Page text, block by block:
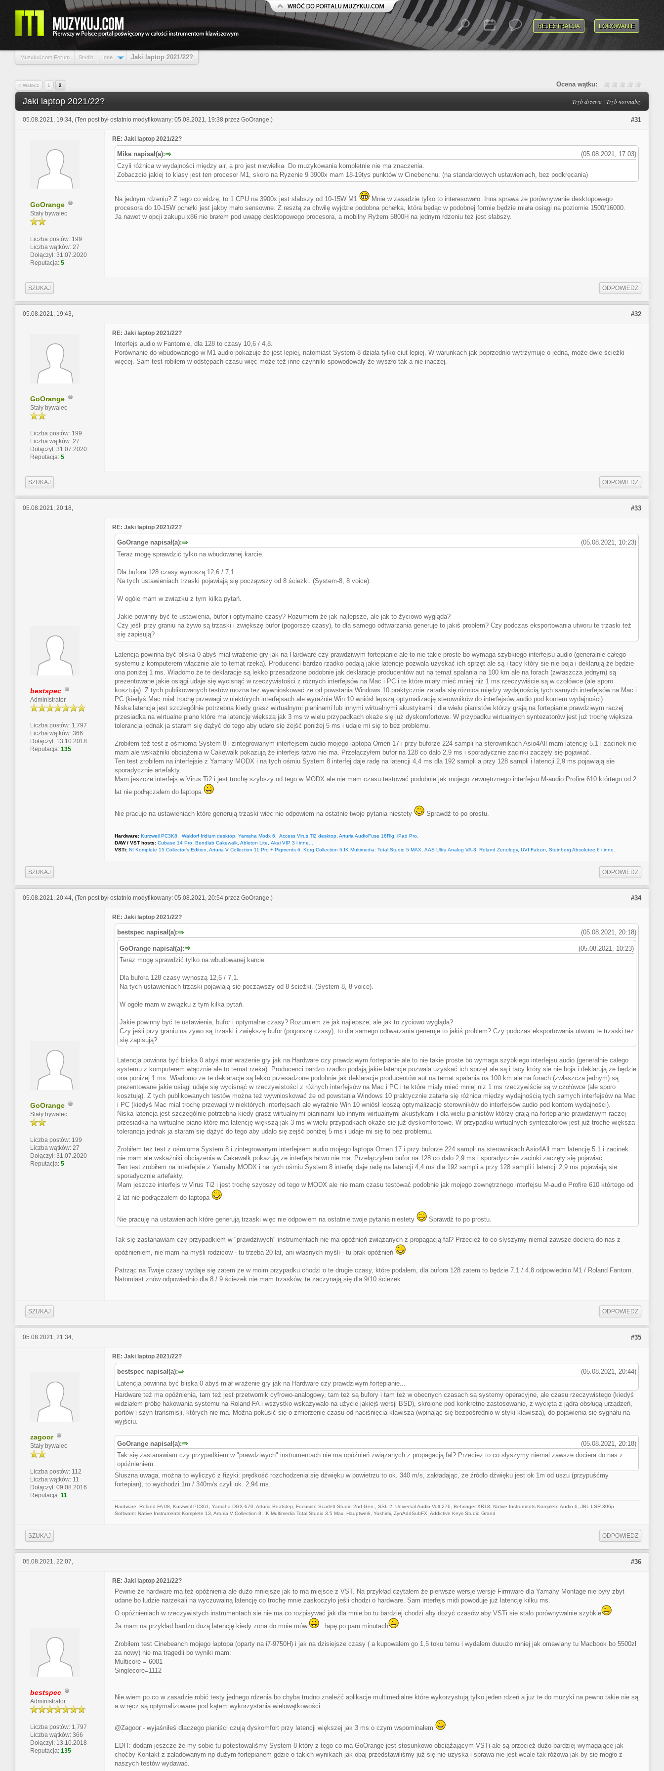
LOGOWANIE
REJESTRACJA
Muzykuj.com Forum Studio Inne Jaki laptop 2021/22?
« Wstecz 1 2 Ocena wątku:
Tryb drzewa | Tryb normalny
Jaki laptop 2021/22?
05.08.2021, 19:34, (Ten post był ostatnio modyfikowany: 05.08.2021, 19:38 przez GoOrange.) #31
GoOrange
Stały bywalec
Liczba postów: 199
Liczba wątków: 27
Dołączył: 31.07.2020
Reputacja: 5
RE: Jaki laptop 2021/22?
(05.08.2021, 17:03)
Mike napisał(a):
Czyli różnica w wydajności między air, a pro jest niewielka. Do muzykowania kompletnie nie ma znaczenia.
Zobaczcie jakiej to klasy jest ten procesor M1, skoro na Ryzenie 9 3900x mam 18-19tys punktów w Cinebenchu. (na standardowych ustawieniach, bez podkręcania)
Na jednym rdzeniu? Z tego co widzę, to 1 CPU na 3900x jest słabszy od 10-15W M1
Mnie w zasadzie tylko to interesowało. Inna sprawa że porównywanie desktopowego
procesora do 10-15W pchełki jest jakby mało sensowne. Z resztą za chwilę wyjdzie podobna pchełka, która będąc w podobnej formie będzie miała osiągi na poziomie 1500/16000.
Ja nawet w opcji zakupu x86 nie brałem pod uwagę desktopowego procesora, a mobilny Ryżem 5800H na jednym rdzeniu też jest słabszy.
SZUKAJ ODPOWIEDZ
05.08.2021, 19:43, #32
GoOrange
Stały bywalec
Liczba postów: 199
Liczba wątków: 27
Dołączył: 31.07.2020
Reputacja: 5
RE: Jaki laptop 2021/22?
Interfejs audio w Fantomie, dla 128 to czasy 10,6 / 4,8.
Porównanie do wbudowanego w M1 audio pokazuje że jest lepiej, natomiast System-8 działa tylko ciut lepiej. W warunkach jak poprzednio wytrzymuje o jedną, może dwie ścieżki
więcej. Sam test robiłem w odstępach czasu więc może też inne czynniki spowodowały że wyszło tak a nie inaczej.
SZUKAJ ODPOWIEDZ
05.08.2021, 20:18, #33
bestspec
Administrator
Liczba postów: 1,797
Liczba wątków: 366
Dołączył: 13.10.2018
Reputacja: 135
RE: Jaki laptop 2021/22?
(05.08.2021, 10:23)
GoOrange napisał(a):
Teraz mogę sprawdzić tylko na wbudowanej karcie.
Dla bufora 128 czasy wynoszą 12,6 / 7,1.
Na tych ustawieniach trzaski pojawiają się począwszy od 8 ścieżki. (System-8, 8 voice).
W ogóle mam w związku z tym kilka pytań.
Jakie powinny być te ustawienia, bufor i optymalne czasy? Rozumiem że jak najlepsze, ale jak to życiowo wygląda?
Czy jeśli przy graniu na żywo są trzaski i zwiększę bufor (pogorszę czasy), to dla samego odtwarzania generuje to jakiś problem? Czy podczas eksportowania utworu te trzaski też
się zapisują?
Latencja powinna być bliska 0 abyś miał wrażenie gry jak na Hardware czy prawdziwym fortepianie ale to nie takie proste bo wymaga szybkiego interfejsu audio (generalnie całego
systemu z komputerem włącznie ale to temat rzeka). Producenci bardzo rzadko podają jakie latencje pozwala uzyskać ich sprzęt ale są i tacy który sie nie boja i deklarują że będzie
ona poniżej 1 ms. Wiadomo że te deklaracje są lekko przesadzone podobnie jak deklaracje producentów aut na temat spalania na 100 km ale na forach (zwłaszcza jednym) są
prezentowane jakie osiągi udaje się wycisnąć w rzeczywistości z różnych interfejsów na Mac i PC i te które miały mieć mniej niż 1 ms rzeczywiście są w czołówce (ale sporo
kosztują). Z tych publikowanych testów można też wywnioskować że od powstania Windows 10 praktycznie zatarła się różnica między wydajnością tych samych interfejsów na Mac i
PC (kiedyś Mac miał trochę przewagi w niektórych interfejsach ale wyraźnie Win 10 wniósł lepszą optymalizację sterowników do interfejsów audio pod kontem wydajności).
Niska latencja jest szczególnie potrzebna kiedy grasz wirtualnymi pianinami lub innymi wirtualnymi akustykami i dla wielu pianistów którzy grają na fortepianie prawdziwym raczej
przesiadka na wirtualne piano które ma latencję większą jak 3 ms w wielu przypadkach okaże się już dyskomfortowe. W przypadku wirtualnych syntezatorów jest już trochę większa
tolerancja jednak ja staram się dążyć do tego aby udało się zejść poniżej 5 ms i udaje mi się to bez problemu.
Zrobiłem też test z ośmioma System 8 i zintegrowanym interfejsem audio mojego laptopa Omen 17 i przy buforze 224 sampli na sterownikach Asio4All mam latencję 5.1 i zacinek nie
mam ale wskaźniki obciążenia w Cakewalk pokazują że interfejs łatwo nie ma. Przełączyłem bufor na 128 co dało 2,9 ms i sporadycznie zacinki zaczęły się pojawiać.
Ten test zrobiłem na interfejsie z Yamahy MODX i na tych ośmiu System 8 interfej daje radę na latencji 4,4 ms dla 192 sampli a przy 128 sampli i latencji 2,9 ms pojawiają sie
sporadycznie artefakty.
Mam jeszcze interfejs w Virus Ti2 i jest trochę szybszy od tego w MODX ale nie mam czasu testować podobnie jak mojego zewnętrznego interfejsu M-audio Profire 610 którtego od 2
lat nie podłączałem do laptopa
Nie pracuję na ustawieniach które generują trzaski więc nie odpowiem na ostatnie twoje pytania niestety Sprawdź to po prostu.
Hardware: Kurzweil PC3K8, Waldorf Iridium desktop, Yamaha Modx 6, Access Virus Ti2 desktop, Arturia AudioFuse 16Rig, iPad Pro,
DAW / VST hosts: Cubase 14 Pro, Bendlab Cakewalk, Ableton Lite, Akai VIP 3 i inne...
VSTi: NI Komplete 15 Collector's Edition, Arturia V Collection 11 Pro + Pigments 6, Korg Collection 5,IK Multimedia: Total Studio 5 MAX, AAS Ultra Analog VA-3, Roland Zenology, UVI Falcon, Steinberg Absolutee 6 i inne.
SZUKAJ ODPOWIEDZ
05.08.2021, 20:44, (Ten post był ostatnio modyfikowany: 05.08.2021, 20:54 przez GoOrange.) #34
GoOrange
Stały bywalec
Liczba postów: 199
Liczba wątków: 27
Dołączył: 31.07.2020
Reputacja: 5
RE: Jaki laptop 2021/22?
(05.08.2021, 20:18)
bestspec napisał(a):
(05.08.2021, 10:23)
GoOrange napisał(a):
Teraz mogę sprawdzić tylko na wbudowanej karcie.
Dla bufora 128 czasy wynoszą 12,6 / 7,1.
Na tych ustawieniach trzaski pojawiają się począwszy od 8 ścieżki. (System-8, 8 voice).
W ogóle mam w związku z tym kilka pytań.
Jakie powinny być te ustawienia, bufor i optymalne czasy? Rozumiem że jak najlepsze, ale jak to życiowo wygląda?
Czy jeśli przy graniu na żywo są trzaski i zwiększę bufor (pogorszę czasy), to dla samego odtwarzania generuje to jakiś problem? Czy podczas eksportowania utworu te trzaski też
się zapisują?
Latencja powinna być bliska 0 abyś miał wrażenie gry jak na Hardware czy prawdziwym fortepianie ale to nie takie proste bo wymaga szybkiego interfejsu audio (generalnie całego
systemu z komputerem włącznie ale to temat rzeka). Producenci bardzo rzadko podają jakie latencje pozwala uzyskać ich sprzęt ale są i tacy który sie nie boja i deklarują że będzie
ona poniżej 1 ms. Wiadomo że te deklaracje są lekko przesadzone podobnie jak deklaracje producentów aut na temat spalania na 100 km ale na forach (zwłaszcza jednym) są
prezentowane jakie osiągi udaje się wycisnąć w rzeczywistości z różnych interfejsów na Mac i PC i te które miały mieć mniej niż 1 ms rzeczywiście są w czołówce (ale sporo
kosztują). Z tych publikowanych testów można też wywnioskować że od powstania Windows 10 praktycznie zatarła się różnica między wydajnością tych samych interfejsów na Mac
i PC (kiedyś Mac miał trochę przewagi w niektórych interfejsach ale wyraźnie Win 10 wniósł lepszą optymalizację sterowników do interfejsów audio pod kontem wydajności).
Niska latencja jest szczególnie potrzebna kiedy grasz wirtualnymi pianinami lub innymi wirtualnymi akustykami i dla wielu pianistów którzy grają na fortepianie prawdziwym raczej
przesiadka na wirtualne piano które ma latencję większą jak 3 ms w wielu przypadkach okaże się już dyskomfortowe. W przypadku wirtualnych syntezatorów jest już trochę większa
tolerancja jednak ja staram się dążyć do tego aby udało się zejść poniżej 5 ms i udaje mi się to bez problemu.
Zrobiłem też test z ośmioma System 8 i zintegrowanym interfejsem audio mojego laptopa Omen 17 i przy buforze 224 sampli na sterownikach Asio4All mam latencję 5.1 i zacinek
nie mam ale wskaźniki obciążenia w Cakewalk pokazują że interfejs łatwo nie ma. Przełączyłem bufor na 128 co dało 2,9 ms i sporadycznie zacinki zaczęły się pojawiać.
Ten test zrobiłem na interfejsie z Yamahy MODX i na tych ośmiu System 8 interfej daje radę na latencji 4,4 ms dla 192 sampli a przy 128 sampli i latencji 2,9 ms pojawiają sie
sporadycznie artefakty.
Mam jeszcze interfejs w Virus Ti2 i jest trochę szybszy od tego w MODX ale nie mam czasu testować podobnie jak mojego zewnętrznego interfejsu M-audio Profire 610 którtego od
2 lat nie podłączałem do laptopa
Nie pracuję na ustawieniach które generują trzaski więc nie odpowiem na ostatnie twoje pytania niestety Sprawdź to po prostu.
Tak się zastanawiam czy przypadkiem w "prawdziwych" instrumentach nie ma opóźnień związanych z propagacją fal? Przecież to co slyszymy niemal zawsze dociera do nas z
opóźnieniem, nie mam na myśli rodzicow - tu trzeba 20 lat, ani własnych myśli - tu brak opóźnień
Patrząc na Twoje czasy wydaje się zatem że w moim przypadku chodzi o te drugie czasy, które podałem, dla bufora 128 zatem to będzie 7.1 / 4.8 odpowiednio M1 / Roland Fantom.
Natomiast znów odpowiednio dla 8 / 9 ścieżek nie mam trzasków, te zaczynają się dla 9/10 ścieżek.
SZUKAJ ODPOWIEDZ
05.08.2021, 21:34, #35
zagoor
Stały bywalec
Liczba postów: 112
Liczba wątków: 11
Dołączył: 09.08.2016
Reputacja: 11
RE: Jaki laptop 2021/22?
(05.08.2021, 20:44)
bestspec napisał(a):
Latencja powinna być bliska 0 abyś miał wrażenie gry jak na Hardware czy prawdziwym fortepianie...
Hardware też ma opóźnienia, tam też jest przetwornik cyfrowo-analogowy, tam też są bufory i tam też w obecnych czasach są systemy operacyjne, ale czasu rzeczywistego (kiedyś
widziałem próbę hakowania systemu na Roland FA i wszystko wskazywało na użycie jakiejś wersji BSD), skrojone pod konkretne zastosowanie, z wyciętą z jądra obsługą urządzeń,
portów i szyn transmisji, których nie ma. Można pokusić się o zmierzenie czasu od naciśnięcia klawisza (wpinając się bezpośrednio w styki klawisza), do pojawienia się sygnału na
wyjściu.
(05.08.2021, 20:18)
GoOrange napisał(a):
Tak się zastanawiam czy przypadkiem w "prawdziwych" instrumentach nie ma opóźnień związanych z propagacją fal? Przecież to co słyszymy niemal zawsze dociera do nas z
opóźnieniem...
Słuszna uwaga, można to wyliczyć z fizyki: prędkość rozchodzenia się dźwięku w powietrzu to ok. 340 m/s, zakładając, że źródło dźwięku jest ok 1m od uszu (przypuśćmy
fortepian), to wychodzi 1m / 340m/s czyli ok. 2,94 ms.
Hardware: Roland FA 08, Kurzweil PC361, Yamaha DGX-670, Arturia Beatstep, Focusrite Scarlett Studio 2nd Gen., SSL 2, Universal Audio Volt 276, Behringer XR18 Native Instruments Komplete Audio 6
JBL LSR 306p
Software: Native Instruments Komplete 13, Arturia V Collection 8 , IK Multimedia Total Studio 3.5 Max, Hauptwerk, Yoshimi, ZynAddSubFX, Addictive Keys Studio Grand
SZUKAJ ODPOWIEDZ
05.08.2021, 22:07, #36
bestspec
Administrator
Liczba postów: 1,797
Liczba wątków: 366
Dołączył: 13.10.2018
Reputacja: 135
RE: Jaki laptop 2021/22?
Pewnie że hardware ma też opóźnienia ale dużo mniejsze jak to ma miejsce z VST. Na przykład czytałem że pierwsze wersje wersje Firmware dla Yamahy Montage nie były zbyt
udane bo ludzie narzekali na wyczuwalną latencję co trochę mnie zaskoczyło jeśli chodzi o hardware. Sam interfejs midi powoduje już latencję kilku ms.
O opóźnieniach w rzeczywistych instrumentach sie nie ma co rozpisywać jak dla mnie bo tu bardziej chodzi aby dożyć czasów aby VSTi sie stało porównywalnie szybkie
Ja mam na przykład bardzo dużą latencję kiedy żona do mnie mówi
łapę po paru minutach
Zrobiłem test Cinebeanch mojego laptopa (oparty na i7-9750H) i jak na dzisiejsze czasy ( a kupowałem go 1,5 toku temu i wydałem duuużo mniej jak omawiany tu Macbook bo 5500zł
za nowy) nie ma tragedii bo wyniki mam:
Multicore = 6001
Singlecore=1112
Nie wiem po co w zasadzie robić testy jednego rdzenia bo chyba trudno znaleźć aplikacje multimedialne które wykorzystują tylko jeden rdzeń a już te do muzyki na pewno takie nie są
a w ręcz są optymalizowane pod kątem wykorzystania wielowątkowości.
@Zagoor - wyjaśniłeś dlaczego pianiści czują dyskomfort przy latencji większej jak 3 ms o czym wspominałem
EDIT: dodam jeszcze że my sobie tu potestowaliśmy System 8 który z tego co ma GoOrange jest stosunkowo obciążającym VSTi ale są przecież dużo bardziej wymagające jak
choćby Kontakt z załadowanym np dużym fortepianem gdzie o takich wynikach jak obaj przedstawiliśmy już się nie uzyska i sprawa nie jest wcale tak różowa jak by się mogło z
naszych testów wydawać.